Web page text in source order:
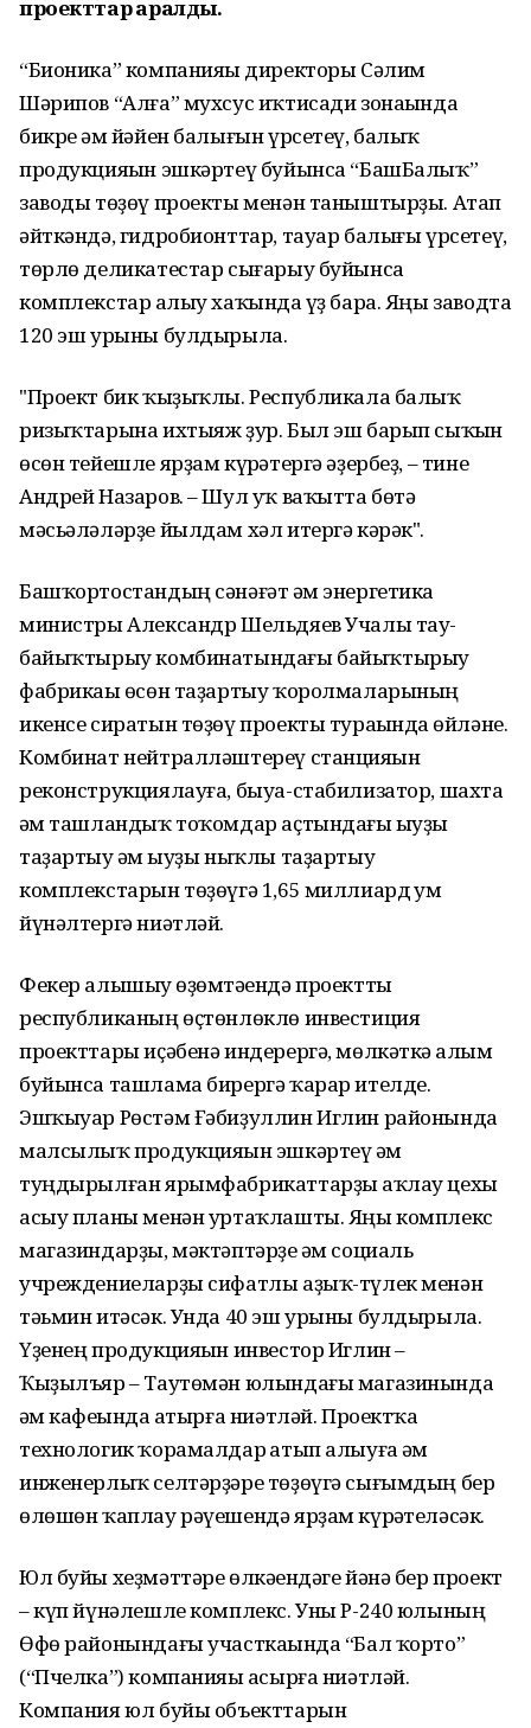
проекттар ҡаралды.
“Бионика” компанияһы директоры Сәлим
Шәрипов “Алға” мухсус иҡтисади зонаһында
бикре һәм йәйен балығын үрсетеү, балыҡ
продукцияһын эшкәртеү буйынса “БашБалыҡ”
заводы төҙөү проекты менән таныштырҙы. Атап
әйткәндә, гидробионттар, тауар балығы үрсетеү,
төрлө деликатестар сығарыу буйынса
комплекстар һалыу хаҡында һүҙ бара. Яңы заводта
120 эш урыны булдырыла.
"Проект бик ҡыҙыҡлы. Республикала балыҡ
ризыҡтарына ихтыяж ҙур. Был эш барып сыҡһын
өсөн тейешле ярҙам күрһәтергә әҙербеҙ, – тине
Андрей Назаров. – Шул уҡ ваҡытта бөтә
мәсьәләләрҙе йылдам хәл итергә кәрәк".
Башҡортостандың сәнәғәт һәм энергетика
министры Александр Шельдяев Учалы тау-
байыҡтырыу комбинатындағы байыҡтырыу
фабрикаһы өсөн таҙартыу ҡоролмаларының
икенсе сиратын төҙөү проекты тураһында һөйләне.
Комбинат нейтралләштереү станцияһын
реконструкциялауға, быуа-стабилизатор, шахта
һәм ташландыҡ тоҡомдар аҫтындағы һыуҙы
таҙартыу һәм һыуҙы ныҡлы таҙартыу
комплекстарын төҙөүгә 1,65 миллиард һум
йүнәлтергә ниәтләй.
Фекер алышыу һөҙөмтәһендә проектты
республиканың өҫтөнлөклө инвестиция
проекттары иҫәбенә индерергә, мөлкәткә һалым
буйынса ташлама бирергә ҡарар ителде.
Эшҡыуар Рөстәм Ғәбиҙуллин Иглин районында
малсылыҡ продукцияһын эшкәртеү һәм
туңдырылған ярымфабрикаттарҙы һаҡлау цехы
асыу планы менән уртаҡлашты. Яңы комплекс
магазиндарҙы, мәктәптәрҙе һәм социаль
учреждениеларҙы сифатлы аҙыҡ-түлек менән
тәьмин итәсәк. Унда 40 эш урыны булдырыла.
Үҙенең продукцияһын инвестор Иглин –
Ҡыҙылъяр – Таутөмән юлындағы магазинында
һәм кафеһында һатырға ниәтләй. Проектҡа
технологик ҡорамалдар һатып алыуға һәм
инженерлыҡ селтәрҙәре төҙөүгә сығымдың бер
өлөшөн ҡаплау рәүешендә ярҙам күрһәтеләсәк.
Юл буйы хеҙмәттәре өлкәһендәге йәнә бер проект
– күп йүнәлешле комплекс. Уны Р-240 юлының
Өфө районындағы участкаһында “Бал ҡорто”
(“Пчелка”) компанияһы асырға ниәтләй.
Компания юл буйы объекттарын